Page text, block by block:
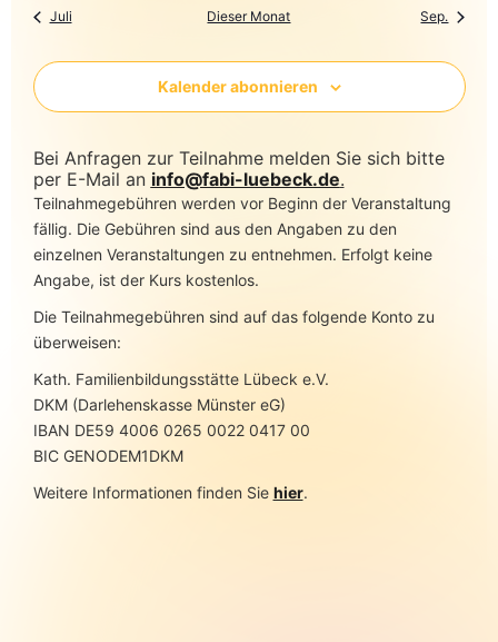
Juli Dieser Monat Sep.
Kalender abonnieren
Bei Anfragen zur Teilnahme melden Sie sich bitte
per E-Mail an info@fabi-luebeck.de.
Teilnahmegebühren werden vor Beginn der Veranstaltung
fällig. Die Gebühren sind aus den Angaben zu den
einzelnen Veranstaltungen zu entnehmen. Erfolgt keine
Angabe, ist der Kurs kostenlos.
Die Teilnahmegebühren sind auf das folgende Konto zu
überweisen:
Kath. Familienbildungsstätte Lübeck e.V.
DKM (Darlehenskasse Münster eG)
IBAN DE59 4006 0265 0022 0417 00
BIC GENODEM1DKM
Weitere Informationen finden Sie hier.